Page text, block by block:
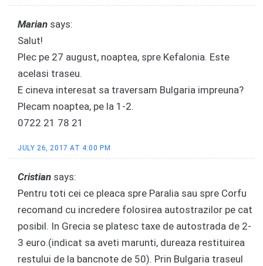
Marian says:
Salut!
Plec pe 27 august, noaptea, spre Kefalonia. Este
acelasi traseu.
E cineva interesat sa traversam Bulgaria impreuna?
Plecam noaptea, pe la 1-2.
0722 21 78 21
JULY 26, 2017 AT 4:00 PM
Cristian says:
Pentru toti cei ce pleaca spre Paralia sau spre Corfu
recomand cu incredere folosirea autostrazilor pe cat
posibil. In Grecia se platesc taxe de autostrada de 2-
3 euro.(indicat sa aveti marunti, dureaza restituirea
restului de la bancnote de 50). Prin Bulgaria traseul